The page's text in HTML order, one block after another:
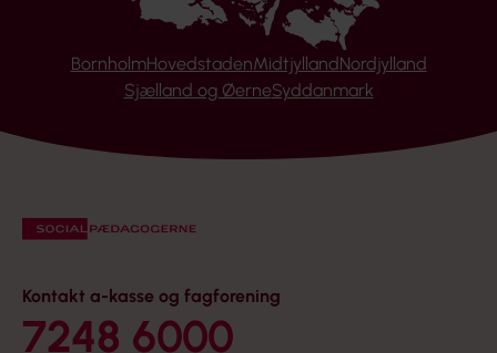
BornholmHovedstadenMidtjyllandNordjylland
Sjælland og ØerneSyddanmark
Kontakt a-kasse og fagforening
7248 6000